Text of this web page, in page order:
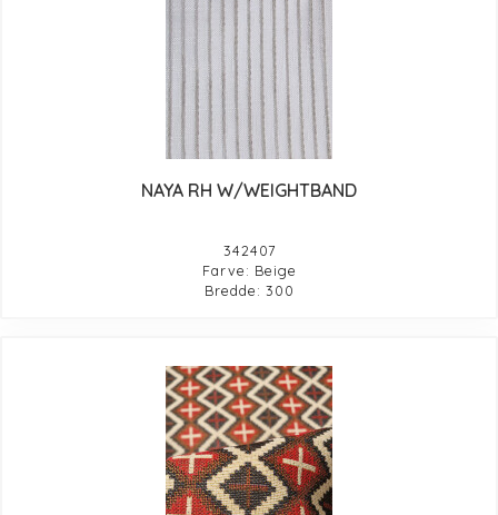
NAYA RH W/WEIGHTBAND
342407
Farve: Beige
Bredde: 300